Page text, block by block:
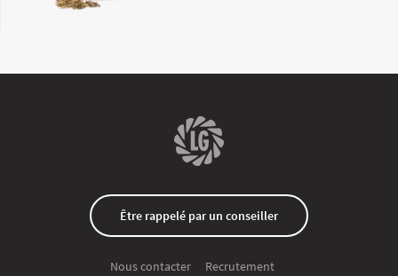
Être rappelé par un conseiller
Nous contacter
Recrutement